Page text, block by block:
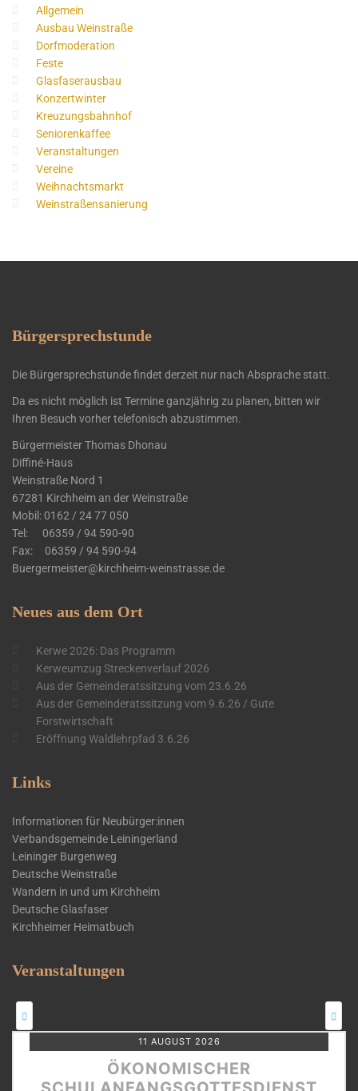
Allgemein
Ausbau Weinstraße
Dorfmoderation
Feste
Glasfaserausbau
Konzertwinter
Kreuzungsbahnhof
Seniorenkaffee
Veranstaltungen
Vereine
Weihnachtsmarkt
Weinstraßensanierung
Bürgersprechstunde
Die Bürgersprechstunde findet derzeit nur nach Absprache statt.
Da es nicht möglich ist Termine ganzjährig zu planen, bitten wir
Ihren Besuch vorher telefonisch abzustimmen.
Bürgermeister Thomas Dhonau
Diffiné-Haus
​Weinstraße Nord 1
67281 Kirchheim an der Weinstraße
Mobil: 0162 / 24 77 050
Tel: 06359 / 94 590-90
Fax: 06359 / 94 590-94
Buergermeister@kirchheim-weinstrasse.de
Neues aus dem Ort
Kerwe 2026: Das Programm
Kerweumzug Streckenverlauf 2026
Aus der Gemeinderatssitzung vom 23.6.26
Aus der Gemeinderatssitzung vom 9.6.26 / Gute
Forstwirtschaft
Eröffnung Waldlehrpfad 3.6.26
Links
Informationen für Neubürger:innen
Verbandsgemeinde Leiningerland
Leininger Burgenweg
Deutsche Weinstraße
Wandern in und um Kirchheim
Deutsche Glasfaser
Kirchheimer Heimatbuch
Veranstaltungen
11 AUGUST 2026
ÖKONOMISCHER